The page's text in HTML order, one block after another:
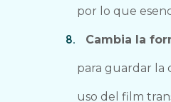
por lo que
Cambia la
para guardar la
uso del film